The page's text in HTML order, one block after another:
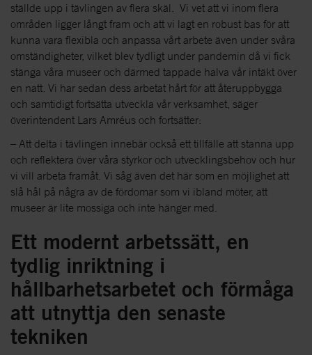
ställde upp i tävlingen av flera skäl. Vi vet att vi inom flera
områden ligger långt fram och att vi lagt en robust bas för att
kunna vara flexibla och anpassa vårt arbete även under svåra
omständigheter, vilket blev tydligt under pandemin då vi fick
stänga våra museer och därmed tappade halva vår intäkt över
en natt. Vi har sedan dess arbetat hårt för att återuppbygga
och samtidigt fortsätta utveckla vår verksamhet, säger
överintendent Lars Amréus och fortsätter:
– Att delta i tävlingen innebär också ett tillfälle att stanna upp
och reflektera över våra styrkor och utvecklingsbehov och hur
vi vill arbeta framåt. Vi såg även det här som en möjlighet att
slå hål på några av de fördomar som vi ibland möter, att
museer är lite mossiga och inte hänger med.
Ett modernt arbetssätt, en
tydlig inriktning i
hållbarhetsarbetet och förmåga
att utnyttja den senaste
tekniken